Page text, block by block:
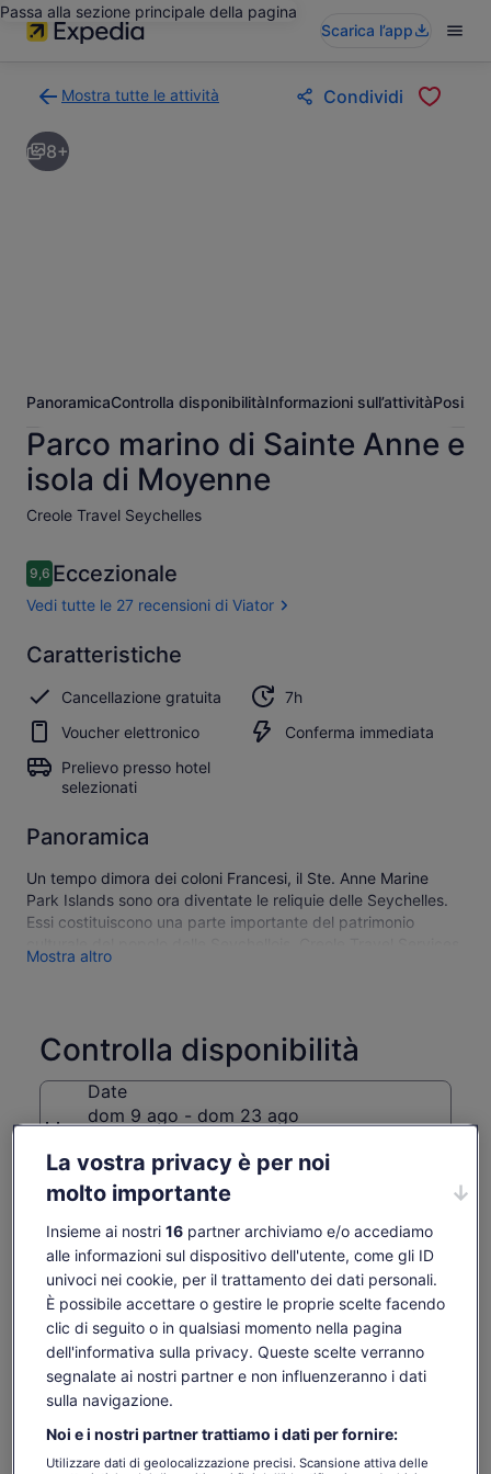
Passa alla sezione principale della pagina
Scarica l’app
Mostra tutte le attività
alla
pagina
dei
Condividi
8+
PanoramicaControlla disponibilitàInformazioni sull’attività
Parco marino di Sainte Anne e
isola di Moyenne
Creole Travel Seychelles​
Recensioni
9,69,6 su 10
Eccezionale
Vedi tutte le 27 recensioni di Viator
9.69.6 su 10
Eccezionale
Mostra
tutte e 27
le
recensioni
di Viator
Caratteristiche
Cancellazione gratuita
7h
Voucher elettronico
Conferma immediata
Prelievo presso hotel
selezionati
Panoramica
Un tempo dimora dei coloni Francesi, il Ste. Anne Marine
Park Islands sono ora diventate le reliquie delle Seychelles.
Essi costituiscono una parte importante del patrimonio
vi offre la possibilità di scoprire i tesori del Parco Marino e
di ospitare molte specie indigene delle Seychelles. Sbarca a
tartarughe giganti di terra in free roaming, seguito da pranzo
al ristorante Jolly Roger. Passeremo il resto della giornata
occasionalmente alle barriere coralline per ulteriori
opportunità di snorkeling e nuoto, prima di tornare a Mahé
attraverso un percorso piacevole e panoramico.
EVIDENZIA :
Snorkeling
Visita guidata dell'isola di Moyenne
Tartarughe giganti di terra
Ste. Parco marino di Anne
Mostra altro
Controlla disponibilità
Date
dom 9 ago - dom 23 ago
Persone
1 adulto
mar 11 ago
-
mer 12 ago
-
gio 13 ago
154 €
ven 14 ago
-
sab 15 ago
Il
prezzo
è
154 €
adulto
154 €
per adulto
Vai ai biglietti
I contenuti di questa pagina possono essere stati
tradotti automaticamente.
Visualizza il testo originale (in inglese)
Comunicaci la tua opinione su questa traduzione
La vostra privacy è per noi
molto importante
Insieme ai nostri 16partner archiviamo e/o accediamo
alle informazioni sul dispositivo dell'utente, come gli ID
univoci nei cookie, per il trattamento dei dati personali.
È possibile accettare o gestire le proprie scelte facendo
clic di seguito o in qualsiasi momento nella pagina
dell'informativa sulla privacy. Queste scelte verranno
segnalate ai nostri partner e non influenzeranno i dati
sulla navigazione.
Noi e i nostri partner trattiamo i dati per fornire:
Utilizzare dati di geolocalizzazione precisi. Scansione attiva delle